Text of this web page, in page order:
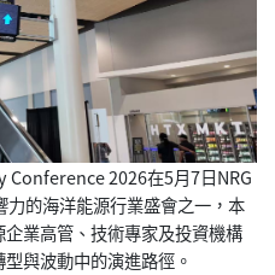
2026在5月7日NRG
的海洋能源行業盛會之一，本
業高管、技術專家及投資機構
與波動中的演進路徑。